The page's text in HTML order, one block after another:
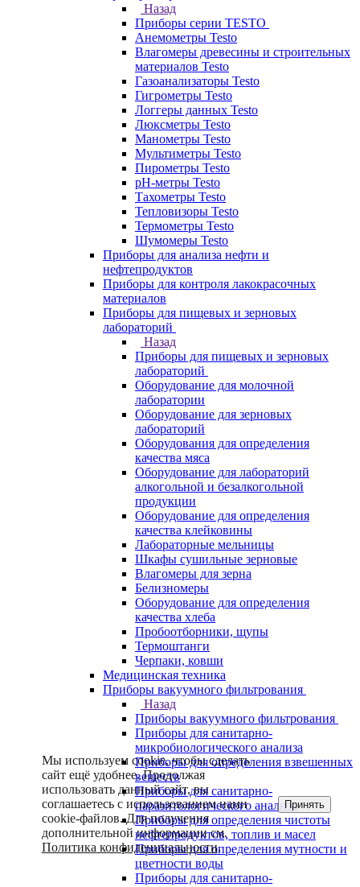
Назад
Приборы серии TESTO
Анемометры Testo
Влагомеры древесины и строительных
материалов Testo
Газоанализаторы Testo
Гигрометры Testo
Логгеры данных Testo
Люксметры Testo
Манометры Testo
Мультиметры Testo
Пирометры Testo
pH-метры Testo
Тахометры Testo
Тепловизоры Testo
Термометры Testo
Шумомеры Testo
Приборы для анализа нефти и
нефтепродуктов
Приборы для контроля лакокрасочных
материалов
Приборы для пищевых и зерновых
лабораторий
Назад
Приборы для пищевых и зерновых
лабораторий
Оборудование для молочной
лаборатории
Оборудование для зерновых
лабораторий
Оборудования для определения
качества мяса
Оборудование для лабораторий
алкогольной и безалкогольной
продукции
Оборудование для определения
качества клейковины
Лабораторные мельницы
Шкафы сушильные зерновые
Влагомеры для зерна
Белизномеры
Оборудование для определения
качества хлеба
Пробоотборники, щупы
Термоштанги
Черпаки, ковши
Медицинская техника
Приборы вакуумного фильтрования
Назад
Приборы вакуумного фильтрования
Приборы для санитарно-
микробиологического анализа
Приборы для определения взвешенных
веществ
Приборы для санитарно-
паразитологического анализа
Приборы для определения чистоты
нефтепродуктов, топлив и масел
Приборы для определения мутности и
цветности воды
Приборы для санитарно-
Мы используем cookie, чтобы сделать
сайт ещё удобнее. Продолжая
использовать данный сайт, вы
соглашаетесь с использованием нами
cookie-файлов. Для получения
дополнительной информации см.
Политика конфиденциальности.
Принять